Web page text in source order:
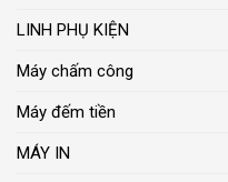
LINH PHỤ KIỆN
Máy chấm công
Máy đếm tiền
MÁY IN